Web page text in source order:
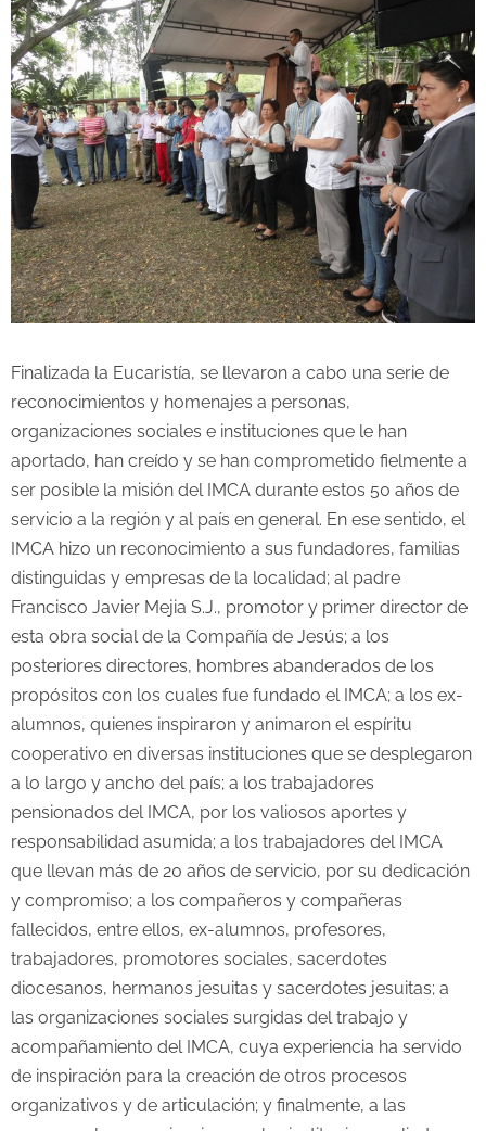
Finalizada la Eucaristía, se llevaron a cabo una serie de
reconocimientos y homenajes a personas,
organizaciones sociales e instituciones que le han
aportado, han creído y se han comprometido fielmente a
ser posible la misión del IMCA durante estos 50 años de
servicio a la región y al país en general. En ese sentido, el
IMCA hizo un reconocimiento a sus fundadores, familias
distinguidas y empresas de la localidad; al padre
Francisco Javier Mejia S.J., promotor y primer director de
esta obra social de la Compañía de Jesús; a los
posteriores directores, hombres abanderados de los
propósitos con los cuales fue fundado el IMCA; a los ex-
alumnos, quienes inspiraron y animaron el espíritu
cooperativo en diversas instituciones que se desplegaron
a lo largo y ancho del país; a los trabajadores
pensionados del IMCA, por los valiosos aportes y
responsabilidad asumida; a los trabajadores del IMCA
que llevan más de 20 años de servicio, por su dedicación
y compromiso; a los compañeros y compañeras
fallecidos, entre ellos, ex-alumnos, profesores,
trabajadores, promotores sociales, sacerdotes
diocesanos, hermanos jesuitas y sacerdotes jesuitas; a
las organizaciones sociales surgidas del trabajo y
acompañamiento del IMCA, cuya experiencia ha servido
de inspiración para la creación de otros procesos
organizativos y de articulación; y finalmente, a las